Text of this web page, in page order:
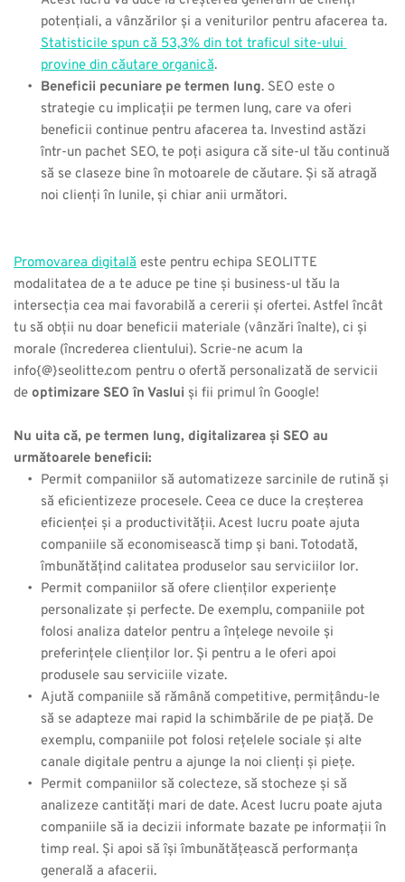
potențiali, a vânzărilor și a veniturilor pentru afacerea ta.
Statisticile spun că 53,3% din tot traficul site-ului
provine din căutare organică.
Beneficii pecuniare pe termen lung. SEO este o
strategie cu implicații pe termen lung, care va oferi
beneficii continue pentru afacerea ta. Investind astăzi
într-un pachet SEO, te poți asigura că site-ul tău continuă
să se claseze bine în motoarele de căutare. Și să atragă
noi clienți în lunile, și chiar anii următori.
Promovarea digitală este pentru echipa SEOLITTE
modalitatea de a te aduce pe tine și business-ul tău la
intersecția cea mai favorabilă a cererii și ofertei. Astfel încât
tu să obții nu doar beneficii materiale (vânzări înalte), ci și
morale (încrederea clientului). Scrie-ne acum la
info{@}seolitte.com pentru o ofertă personalizată de servicii
de optimizare SEO în Vaslui și fii primul în Google!
Nu uita că, pe termen lung, digitalizarea și SEO au
următoarele beneficii:
Permit companiilor să automatizeze sarcinile de rutină și
să eficientizeze procesele. Ceea ce duce la creșterea
eficienței și a productivității. Acest lucru poate ajuta
companiile să economisească timp și bani. Totodată,
îmbunătățind calitatea produselor sau serviciilor lor.
Permit companiilor să ofere clienților experiențe
personalizate și perfecte. De exemplu, companiile pot
folosi analiza datelor pentru a înțelege nevoile și
preferințele clienților lor. Și pentru a le oferi apoi
produsele sau serviciile vizate.
Ajută companiile să rămână competitive, permițându-le
să se adapteze mai rapid la schimbările de pe piață. De
exemplu, companiile pot folosi rețelele sociale și alte
canale digitale pentru a ajunge la noi clienți și piețe.
Permit companiilor să colecteze, să stocheze și să
analizeze cantități mari de date. Acest lucru poate ajuta
companiile să ia decizii informate bazate pe informații în
timp real. Și apoi să își îmbunătățească performanța
generală a afacerii.